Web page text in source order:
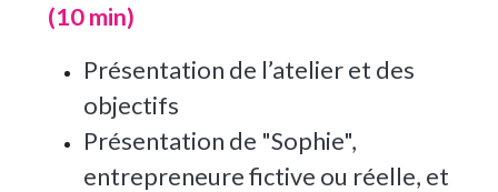
(10 min)
Présentation de l’atelier et des
objectifs
Présentation de "Sophie",
entrepreneure fictive ou réelle, et